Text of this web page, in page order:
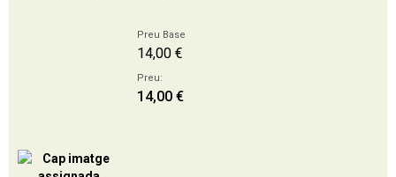
Preu Base
14,00 €
Preu:
14,00 €